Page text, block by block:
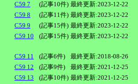
C59 7
(記事10件) 最終更新:2023-12-22
C59 8
(記事11件) 最終更新:2023-12-22
C59 9
(記事15件) 最終更新:2023-12-22
C59 10
(記事15件) 最終更新:2023-12-22
C59 11 (記事6件)
最終更新:2018-08-26
C59 12
(記事9件)
最終更新:2021-12-25
C59 13
(記事10件) 最終更新:2021-12-25